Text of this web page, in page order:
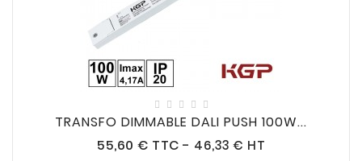
TRANSFO DIMMABLE DALI PUSH 100W...
55,60 € Prix
TTC - 46,33 € HT